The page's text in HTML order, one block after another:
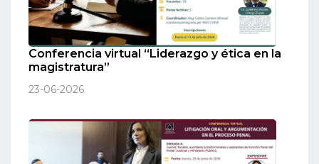
Conferencia virtual “Liderazgo y ética en la
magistratura”
23-06-2026